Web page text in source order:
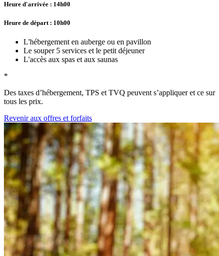
Heure d'arrivée : 14h00
Heure de départ : 10h00
L'hébergement en auberge ou en pavillon
Le souper 5 services et le petit déjeuner
L'accès aux spas et aux saunas
*
Des taxes d’hébergement, TPS et TVQ peuvent s’appliquer et ce sur
tous les prix.
Revenir aux offres et forfaits